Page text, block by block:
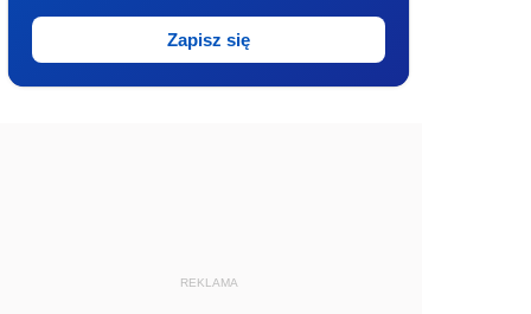
Zapisz się
REKLAMA